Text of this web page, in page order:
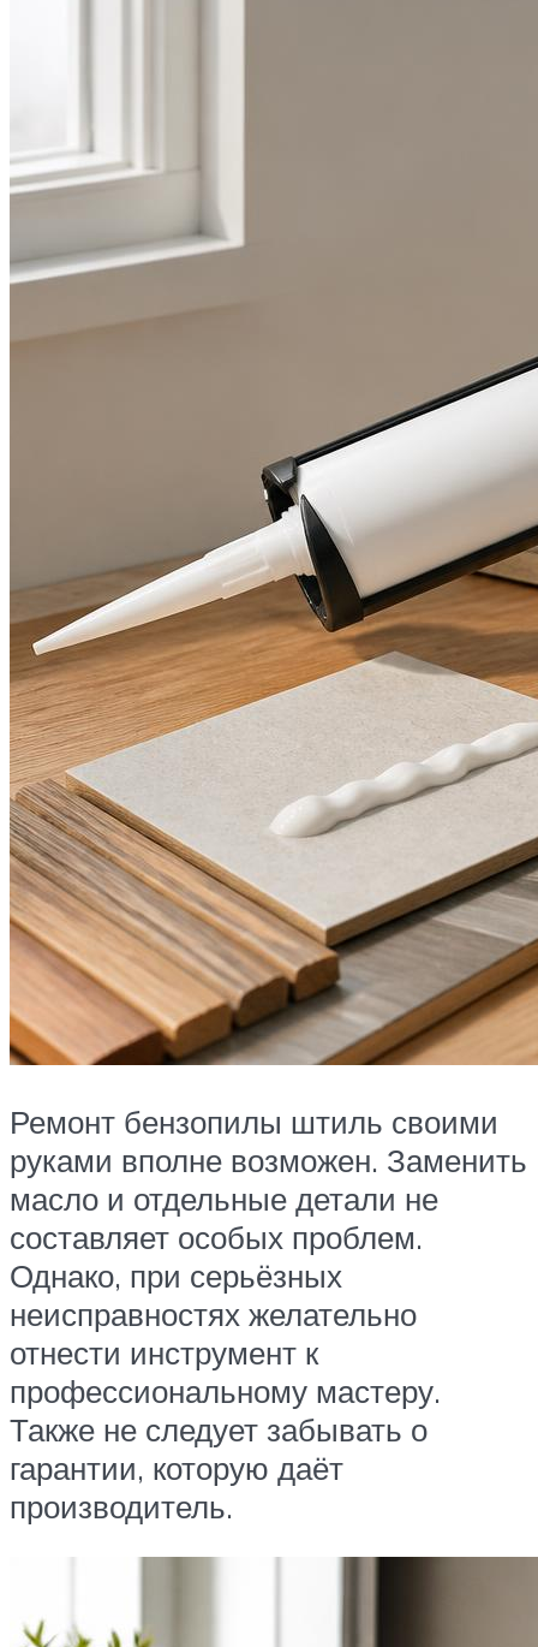
Ремонт бензопилы штиль своими
руками вполне возможен. Заменить
масло и отдельные детали не
составляет особых проблем.
Однако, при серьёзных
неисправностях желательно
отнести инструмент к
профессиональному мастеру.
Также не следует забывать о
гарантии, которую даёт
производитель.